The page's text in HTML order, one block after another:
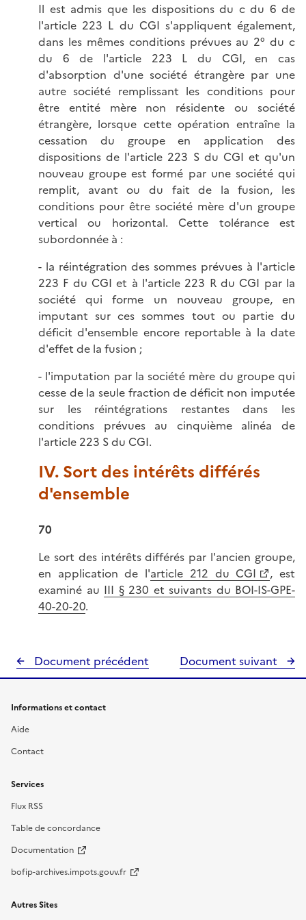
Il est admis que les dispositions du c du 6 de
l'article 223 L du CGI s'appliquent également,
dans les mêmes conditions prévues au 2° du c
du 6 de l'article 223 L du CGI, en cas
d'absorption d'une société étrangère par une
autre société remplissant les conditions pour
être entité mère non résidente ou société
étrangère, lorsque cette opération entraîne la
cessation du groupe en application des
dispositions de l'article 223 S du CGI et qu'un
nouveau groupe est formé par une société qui
remplit, avant ou du fait de la fusion, les
conditions pour être société mère d'un groupe
vertical ou horizontal. Cette tolérance est
subordonnée à :
- la réintégration des sommes prévues à l'article
223 F du CGI et à l'article 223 R du CGI par la
société qui forme un nouveau groupe, en
imputant sur ces sommes tout ou partie du
déficit d'ensemble encore reportable à la date
d'effet de la fusion ;
- l'imputation par la société mère du groupe qui
cesse de la seule fraction de déficit non imputée
sur les réintégrations restantes dans les
conditions prévues au cinquième alinéa de
l'article 223 S du CGI.
IV. Sort des intérêts différés
d'ensemble
70
Le sort des intérêts différés par l'ancien groupe,
en application de l'article 212 du CGI
, est
examiné au III § 230 et suivants du BOI-IS-GPE-
40-20-20.
Document précédent Document suivant
Informations et contact
Aide
Contact
Services
Flux RSS
Table de concordance
Documentation
bofip-archives.impots.gouv.fr
Autres Sites